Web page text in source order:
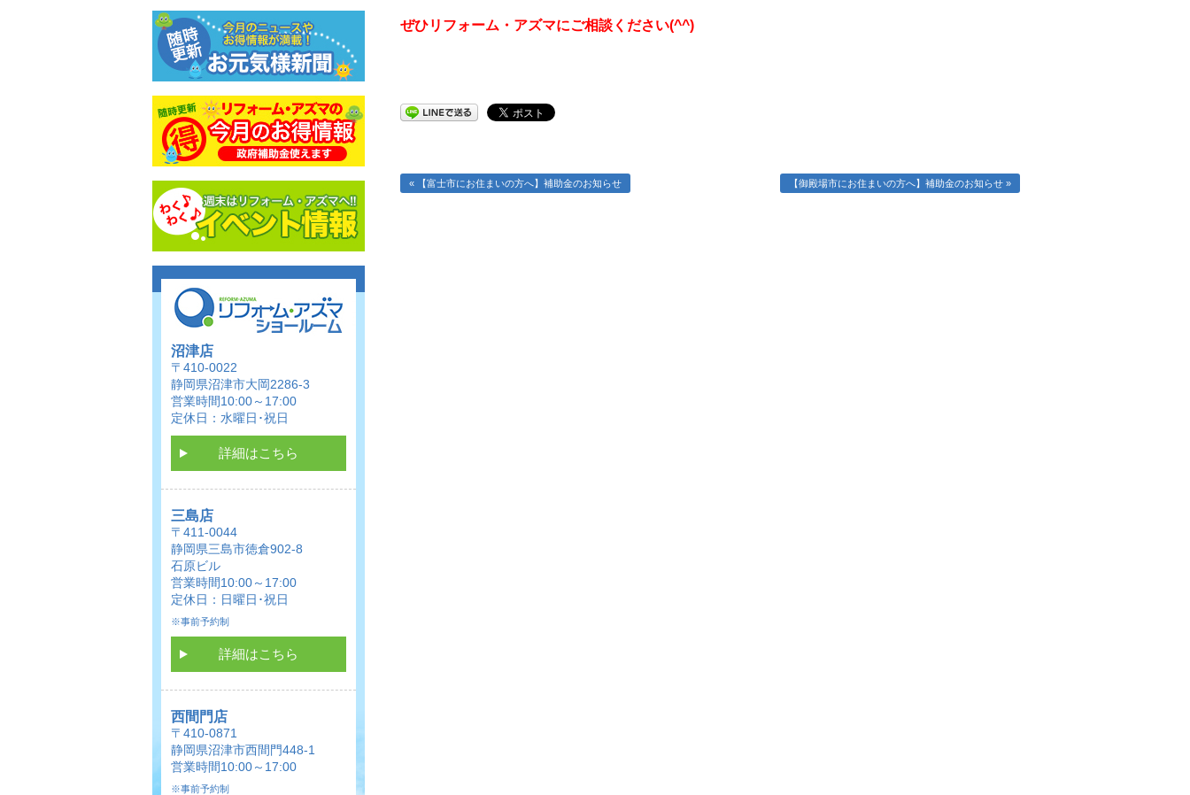
ぜひリフォーム・アズマにご相談ください(^^)
« 【富士市にお住まいの方へ】補助金のお知らせ 【御殿場市にお住まいの方へ】補助金のお知らせ »
沼津店
〒410-0022
静岡県沼津市大岡2286-3
営業時間10:00～17:00
定休日：水曜日･祝日
詳細はこちら
三島店
〒411-0044
静岡県三島市徳倉902-8
石原ビル
営業時間10:00～17:00
定休日：日曜日･祝日
※事前予約制
詳細はこちら
西間門店
〒410-0871
静岡県沼津市西間門448-1
営業時間10:00～17:00
※事前予約制